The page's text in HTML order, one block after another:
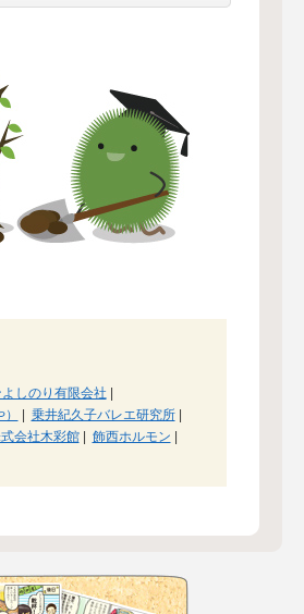
しのり有限会社
乗井紀久子バレエ研究所|
会社木彩館| 飾西ホルモン